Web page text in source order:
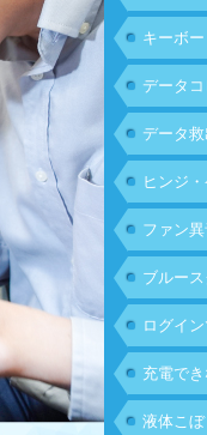
キーボ
不具合
データ
データ
ヒンジ
ファン
ブルー
ログイ
充電で
液体こ